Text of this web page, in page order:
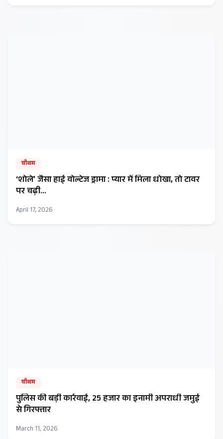
चौथम
‘शोले’ जैसा हाई वोल्टेज ड्रामा : प्यार में मिला धोखा, तो टावर
पर चढ़ी…
April 17, 2026
चौथम
पुलिस की बड़ी कार्रवाई, 25 हजार का इनामी अपराधी जमुई
से गिरफ्तार
March 11, 2026